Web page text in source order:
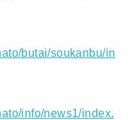
butai/soukanbu/in
info/news1/index.